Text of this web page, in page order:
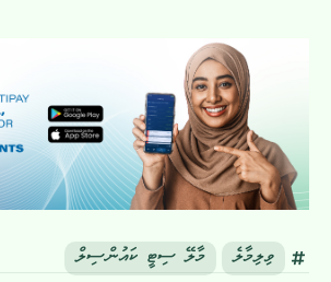
ވިލިމާލެ މާލޭ ސިޓީ ކައުންސިލް